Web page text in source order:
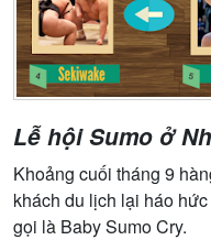
Lễ hội Sumo ở
Khoảng cuối tháng 9
khách du lịch lại háo
gọi là Baby Sumo Cry.